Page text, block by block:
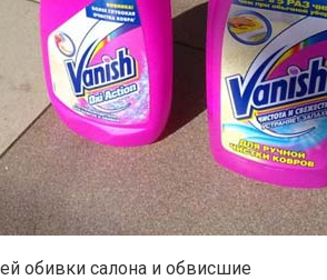
обивки салона и обвисшие